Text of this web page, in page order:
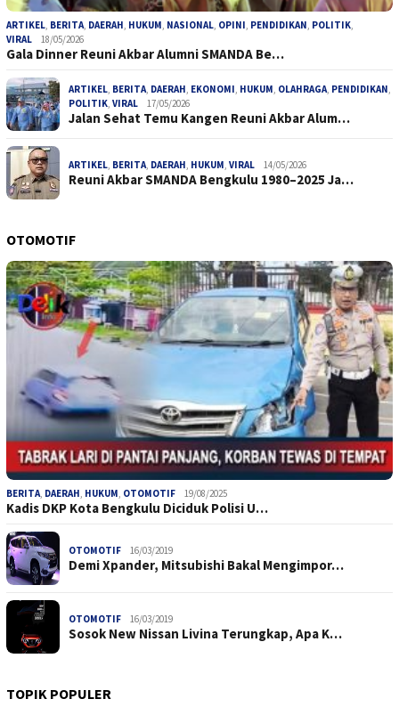
ARTIKEL, BERITA, DAERAH, HUKUM, NASIONAL, OPINI, PENDIDIKAN, POLITIK,
VIRAL
18/05/2026
Gala Dinner Reuni Akbar Alumni SMANDA Be…
ARTIKEL, BERITA, DAERAH, EKONOMI, HUKUM, OLAHRAGA, PENDIDIKAN,
POLITIK, VIRAL 17/05/2026
Jalan Sehat Temu Kangen Reuni Akbar Alum…
ARTIKEL, BERITA, DAERAH, HUKUM, VIRAL 14/05/2026
Reuni Akbar SMANDA Bengkulu 1980–2025 Ja…
OTOMOTIF
BERITA, DAERAH, HUKUM, OTOMOTIF 19/08/2025
Kadis DKP Kota Bengkulu Diciduk Polisi U…
OTOMOTIF 16/03/2019
Demi Xpander, Mitsubishi Bakal Mengimpor…
OTOMOTIF 16/03/2019
Sosok New Nissan Livina Terungkap, Apa K…
TOPIK POPULER